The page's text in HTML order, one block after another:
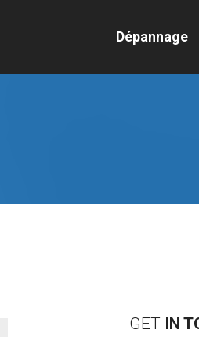
Dépannage
GETIN